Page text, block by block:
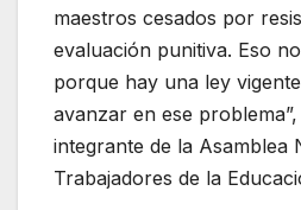
maestros cesados por
evaluación punitiva. Eso
porque hay una ley
avanzar en ese
integrante de la Asamblea
Trabajadores de la